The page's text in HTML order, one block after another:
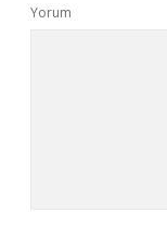
Yorum